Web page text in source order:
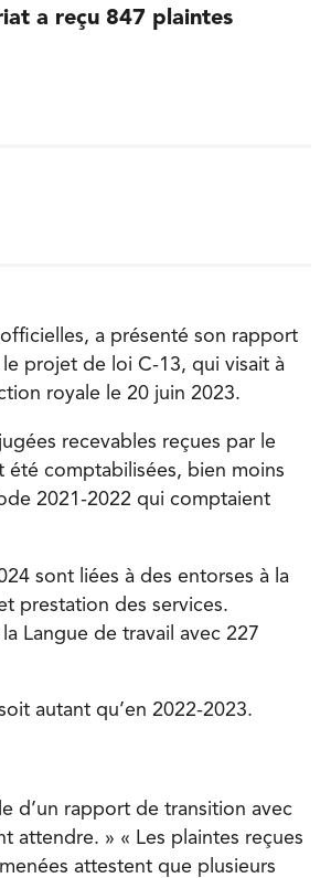
a reçu 847 plaintes
a présenté son rapport
projet de loi C-13, qui visait à
royale le 20 juin 2023.
recevables reçues par le
été comptabilisées, bien moins
2021-2022 qui comptaient
sont liées à des entorses à la
prestation des services.
Langue de travail avec 227
autant qu’en 2022-2023.
d’un rapport de transition avec
attendre. » « Les plaintes reçues
attestent que plusieurs